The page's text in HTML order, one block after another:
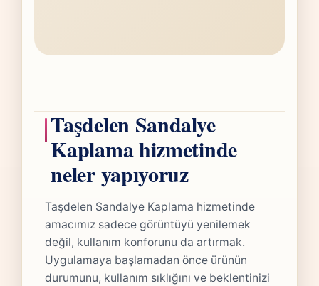
Taşdelen Sandalye
Kaplama hizmetinde
neler yapıyoruz
Taşdelen Sandalye Kaplama hizmetinde
amacımız sadece görüntüyü yenilemek
değil, kullanım konforunu da artırmak.
Uygulamaya başlamadan önce ürünün
durumunu, kullanım sıklığını ve beklentinizi